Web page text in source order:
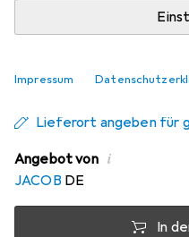
Impressum
Zwischen Mi, 19.8. und
Benachrichtigen, wenn
Lieferort angeben für
Angebot von i
JACOB DE
In